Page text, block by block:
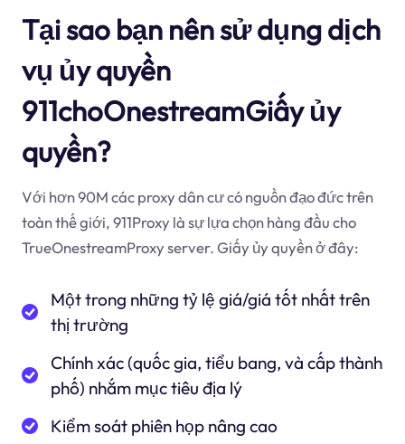
Tại sao bạn nên sử dụng dịch
vụ ủy quyền
911choOnestreamGiấy ủy
quyền?
Với hơn 90M các proxy dân cư có nguồn đạo đức trên
toàn thế giới, 911Proxy là sự lựa chọn hàng đầu cho
TrueOnestreamProxy server. Giấy ủy quyền ở đây:
Một trong những tỷ lệ giá/giá tốt nhất trên
thị trường
Chính xác (quốc gia, tiểu bang, và cấp thành
phố) nhắm mục tiêu địa lý
Kiểm soát phiên họp nâng cao